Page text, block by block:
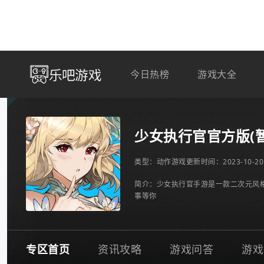
今日热榜 游戏大全
少女执行官官方版(
类型： 动作游戏更新时间：2023-10-
简介：少女执行官手游是一款二次元
事等你
专区首页 资讯攻略 游戏问答 游